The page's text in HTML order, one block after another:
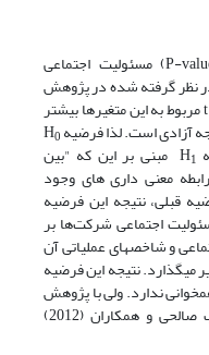
مطابق با جدول 4، سطح معنی‌داری (P-value) مسئولیت اجتماعی
در نظر گرفته شده در پژوهش
حاضر (5%) است؛ همچنین قدرمطلق آماره t مربوط به این متغیرها بیشتر
0
1 مبنی بر این که "بین
معنی داری های وجود
قبلی، نتیجه این فرضیه
اجتماعی شرکت‌ها بر
و شاخص­های عملیاتی آن
می­گذارد. نتیجه این فرضیه
پژوهش پورعلی و حجامی(1392) همخوانی ندارد. ولی با پژوهش
بادآور نهندی و همکاران (1393) و عرب صالحی و همکاران (2012)